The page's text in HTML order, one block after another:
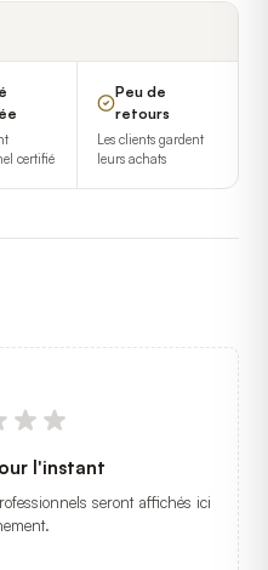
certifié
Peu de
retours
Les clients gardent
leurs achats
l'instant
seront affichés ici